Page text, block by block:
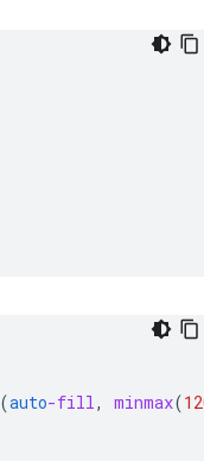
(auto-fill, minmax(